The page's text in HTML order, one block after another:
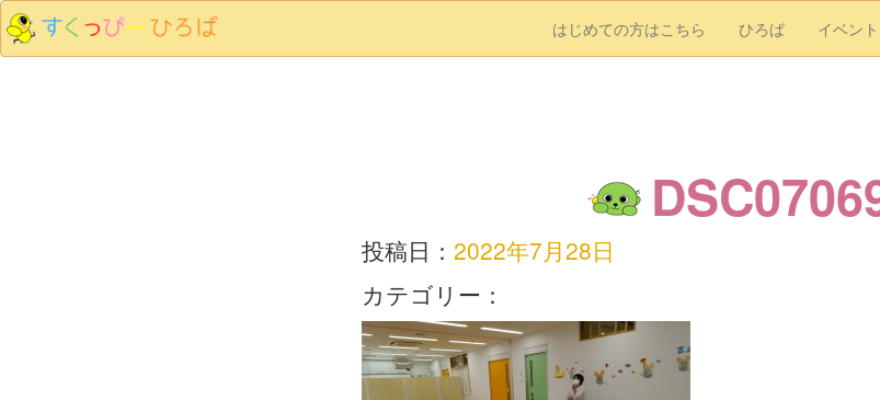
はじめての方はこちら ひろば イベント
投稿日： 2022年7月28日
カテゴリー：